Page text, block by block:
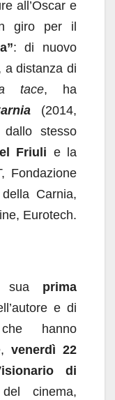
all’Oscar e
giro per il
: di nuovo
a distanza di
tace, ha
(2014,
stesso
Friuli e la
Fondazione
Carnia,
Eurotech.
sua prima
e di
hanno
venerdì 22
di
cinema,